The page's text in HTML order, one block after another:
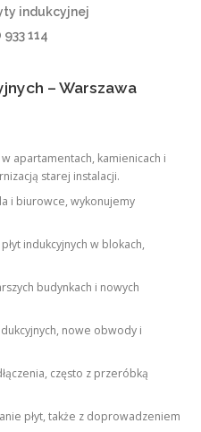
indukcyjnej
933 114
– Warszawa
w apartamentach, kamienicach i
starej instalacji.
i biurowce, wykonujemy
indukcyjnych w blokach,
budynkach i nowych
nowe obwody i
często z przeróbką
płyt, także z doprowadzeniem